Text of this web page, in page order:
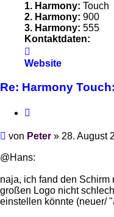
1. Harmony: Touch
2. Harmony: 900
3. Harmony: 555
Kontaktdaten:
von
Website
Re: Harmony
Beitrag
von Peter » 28. August
@Hans:
naja, ich fand den Schirm
großen Logo nicht
einstellen könnte (neuer/